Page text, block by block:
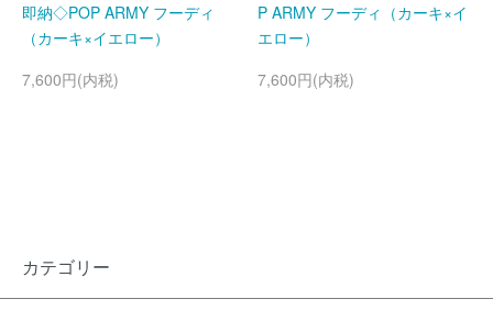
即納◇POP ARMY フーディ
（カーキ×イエロー）
7,600円(内税)
P ARMY フーディ（カーキ×イ
エロー）
7,600円(内税)
カテゴリー